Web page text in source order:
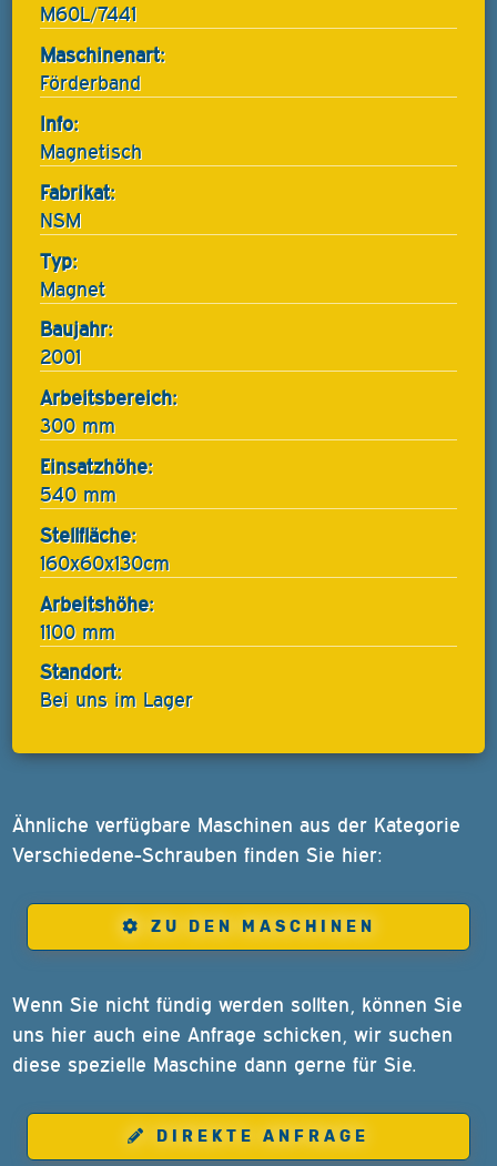
M60L/7441
Maschinenart:
Förderband
Info:
Magnetisch
Fabrikat:
NSM
Typ:
Magnet
Baujahr:
2001
Arbeitsbereich:
300 mm
Einsatzhöhe:
540 mm
Stellfläche:
160x60x130cm
Arbeitshöhe:
1100 mm
Standort:
Bei uns im Lager
Ähnliche verfügbare Maschinen aus der Kategorie
Verschiedene-Schrauben finden Sie hier:
ZU DEN MASCHINEN
Wenn Sie nicht fündig werden sollten, können Sie
uns hier auch eine Anfrage schicken, wir suchen
diese spezielle Maschine dann gerne für Sie.
DIREKTE ANFRAGE